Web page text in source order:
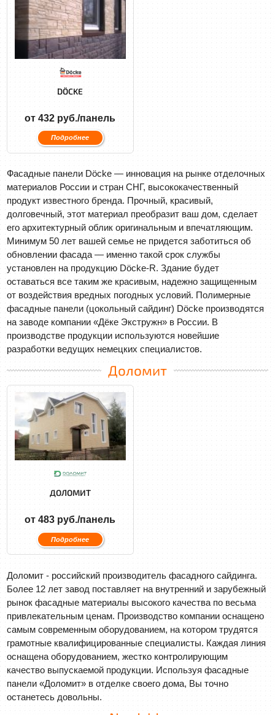
DÖCKE
от 432 руб./панель
Подробнее
Фасадные панели Döcke — инновация на рынке отделочных
материалов России и стран СНГ, высококачественный
продукт известного бренда. Прочный, красивый,
долговечный, этот материал преобразит ваш дом, сделает
его архитектурный облик оригинальным и впечатляющим.
Минимум 50 лет вашей семье не придется заботиться об
обновлении фасада — именно такой срок службы
установлен на продукцию Döcke-R. Здание будет
оставаться все таким же красивым, надежно защищенным
от воздействия вредных погодных условий. Полимерные
фасадные панели (цокольный сайдинг) Döcke производятся
на заводе компании «Дёке Экстружн» в России. В
производстве продукции используются новейшие
разработки ведущих немецких специалистов.
Доломит
ДОЛОМИТ
от 483 руб./панель
Подробнее
Доломит - российский производитель фасадного сайдинга.
Более 12 лет завод поставляет на внутренний и зарубежный
рынок фасадные материалы высокого качества по весьма
привлекательным ценам. Производство компании оснащено
самым современным оборудованием, на котором трудятся
грамотные квалифицированные специалисты. Каждая линия
оснащена оборудованием, жестко контролирующим
качество выпускаемой продукции. Используя фасадные
панели «Доломит» в отделке своего дома, Вы точно
останетесь довольны.